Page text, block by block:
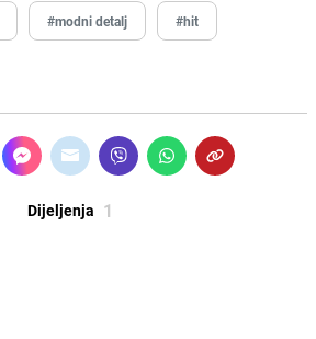
#modni detalj #hit
Dijeljenja 1